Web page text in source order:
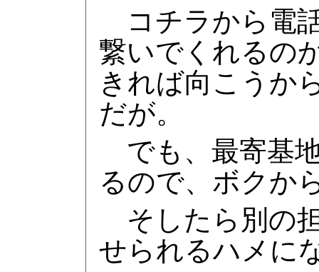
コチラから電
繋いでくれるの
きれば向こうか
だが。
でも、最寄基
るので、ボクか
そしたら別の
せられるハメに